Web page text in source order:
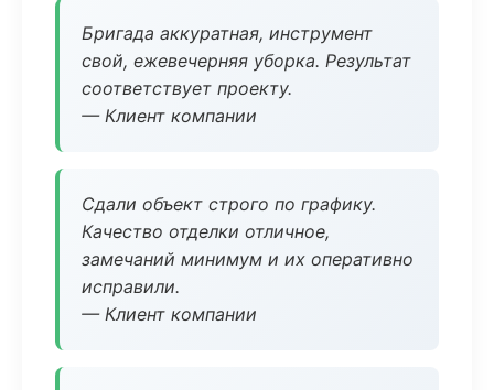
Бригада аккуратная, инструмент
свой, ежевечерняя уборка. Результат
соответствует проекту.
— Клиент компании
Сдали объект строго по графику.
Качество отделки отличное,
замечаний минимум и их оперативно
исправили.
— Клиент компании